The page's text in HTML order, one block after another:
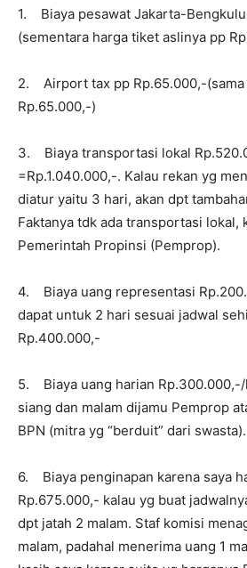
1. Biaya pesawat Jakarta-
(sementara harga tiket aslinya pp
2. Airport tax pp Rp.65.000,-(sama
Rp.65.000,-)
3. Biaya transportasi lokal
=Rp.1.040.000,-. Kalau rekan yg
diatur yaitu 3 hari, akan dpt
Faktanya tdk ada transportasi lokal,
Pemerintah Propinsi (Pemprop).
4. Biaya uang representasi
dapat untuk 2 hari sesuai jadwal
Rp.400.000,-
5. Biaya uang harian Rp.300.000,-/
siang dan malam dijamu Pemprop
BPN (mitra yg “berduit” dari swasta).
6. Biaya penginapan karena saya
Rp.675.000,- kalau yg buat
dpt jatah 2 malam. Staf komisi
malam, padahal menerima uang 1